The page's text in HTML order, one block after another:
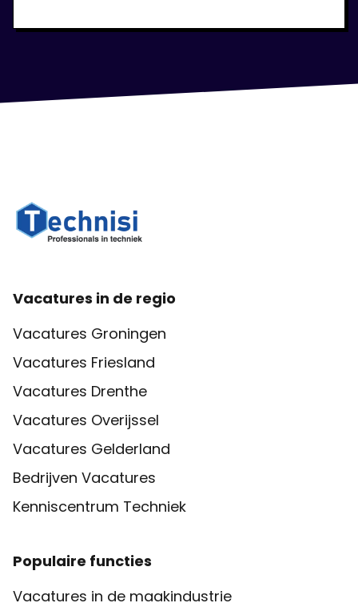
Vacatures in de regio
Vacatures Groningen
Vacatures Friesland
Vacatures Drenthe
Vacatures Overijssel
Vacatures Gelderland
Bedrijven Vacatures
Kenniscentrum Techniek
Populaire functies
Vacatures in de maakindustrie